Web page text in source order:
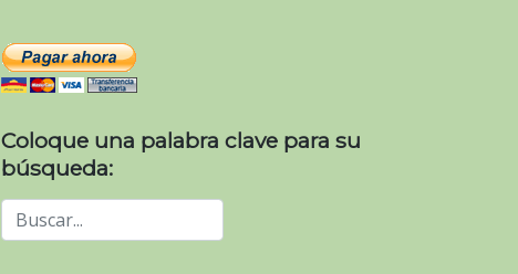
Coloque una palabra clave para su
búsqueda: